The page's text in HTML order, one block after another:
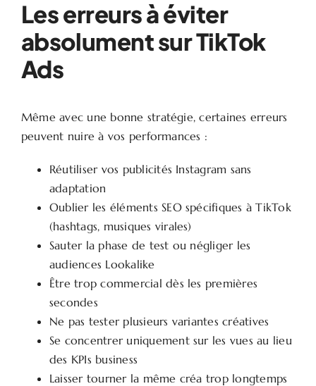
Les erreurs à éviter
absolument sur TikTok
Ads
Même avec une bonne stratégie, certaines erreurs
peuvent nuire à vos performances :
Réutiliser vos publicités Instagram sans
adaptation
Oublier les éléments SEO spécifiques à TikTok
(hashtags, musiques virales)
Sauter la phase de test ou négliger les
audiences Lookalike
Être trop commercial dès les premières
secondes
Ne pas tester plusieurs variantes créatives
Se concentrer uniquement sur les vues au lieu
des KPIs business
Laisser tourner la même créa trop longtemps